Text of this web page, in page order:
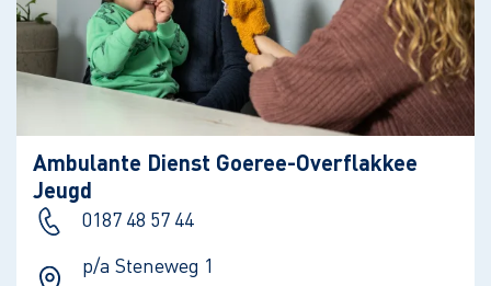
Ambulante Dienst Goeree-Overflakkee
Jeugd
0187 48 57 44
p/a Steneweg 1